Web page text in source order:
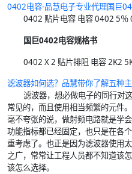
0402电容-品慧电子专业代理国巨
0402 贴片电容 电容 0402 5％
国巨0402电容规格书
0402 X 2 贴片排阻 电容 2K2
滤波器如何选？ 品慧带你了解五种
滤波器，想必做电子的同行对
常见的，而且使用相当频繁的元件
毫不夸张的说，做射频电路就是学
功能指标都已经固定，也只是在各
重考虑了。也正是因为滤波器使用
之广，常常让工程人员都不知道该
该怎么选择。